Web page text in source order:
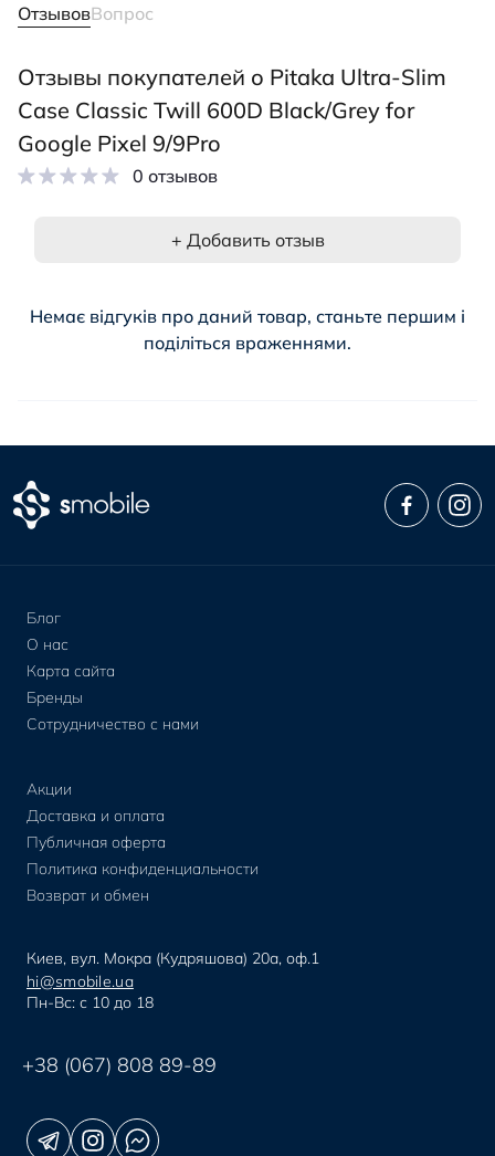
ОтзывовВопрос
Отзывы покупателей о Pitaka Ultra-Slim
Case Classic Twill 600D Black/Grey for
Google Pixel 9/9Pro
0 отзывов
+ Добавить отзыв
Немає відгуків про даний товар, станьте першим і
поділіться враженнями.
Блог
О нас
Карта сайта
Бренды
Сотрудничество с нами
Акции
Доставка и оплата
Публичная оферта
Политика конфиденциальности
Возврат и обмен
Киев, вул. Мокра (Кудряшова) 20а, оф.1
hi@smobile.ua
Пн-Вс: с 10 до 18
+38 (067) 808 89-89